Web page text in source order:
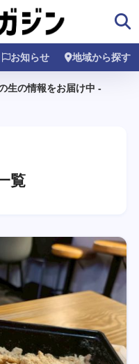
お知らせ 地域から探す
生の情報をお届け中 -
覧